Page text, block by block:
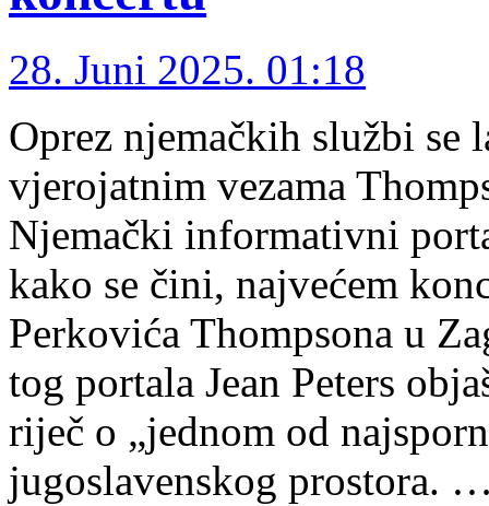
28. Juni 2025. 01:18
Oprez njemačkih službi se
vjerojatnim vezama
Njemački informativni
kako se čini, najvećem
Perkovića Thompsona u
tog portala Jean Peters
riječ o „jednom od
jugoslavenskog prostora.